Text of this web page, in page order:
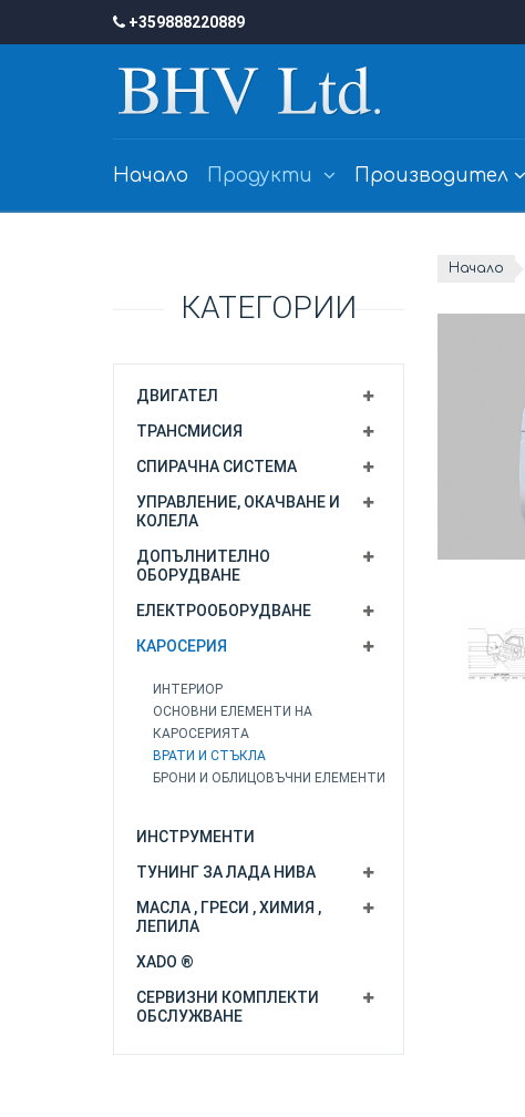
+359888220889
Начало Продукти Производител
КАТЕГОРИИ
ДВИГАТЕЛ
ТРАНСМИСИЯ
СПИРАЧНА СИСТЕМА
УПРАВЛЕНИЕ, ОКАЧВАНЕ И
КОЛЕЛА
ДОПЪЛНИТЕЛНО
ОБОРУДВАНЕ
ЕЛЕКТРООБОРУДВАНЕ
КАРОСЕРИЯ
ИНТЕРИОР
ОСНОВНИ ЕЛЕМЕНТИ НА
КАРОСЕРИЯТА
ВРАТИ И СТЪКЛА
БРОНИ И ОБЛИЦОВЪЧНИ ЕЛЕМЕНТИ
ИНСТРУМЕНТИ
ТУНИНГ ЗА ЛАДА НИВА
МАСЛА , ГРЕСИ , ХИМИЯ ,
ЛЕПИЛА
XADO ®
СЕРВИЗНИ КОМПЛЕКТИ
ОБСЛУЖВАНЕ
Начало